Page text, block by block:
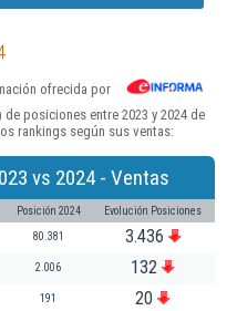
ofrecida por
posiciones entre 2023 y 2024 de
rankings según sus ventas:
vs 2024 - Ventas
Posición 2024 Evolución Posiciones
80.381 3.436
2.006 132
191 20